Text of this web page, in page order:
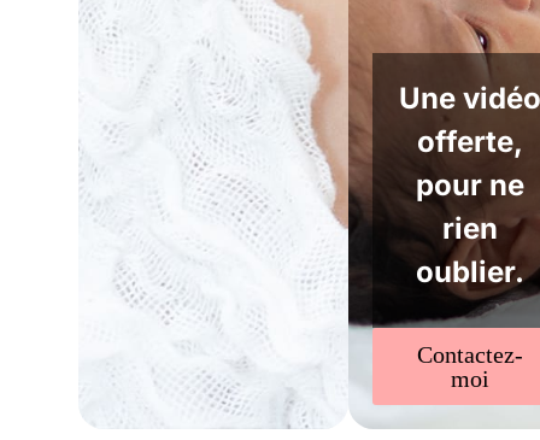
Une
offerte,
pour ne
rien
oublier.
Contactez-
moi